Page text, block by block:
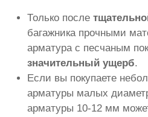
Только после
багажника прочными
арматура с песчаным
значительный ущерб.
Если вы покупаете
арматуры малых
арматуры 10-12 мм